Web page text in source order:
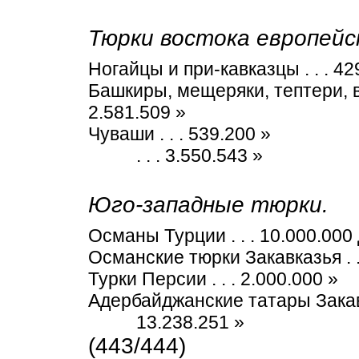
Тюрки востока
Ногайцы и при-кавказцы . . .
Башкиры, мещеряки, тептери,
2.581.509 »
Чуваши . . . 539.200 »
. . . 3.550.543 »
Юго-западные тюрки.
Османы Турции . . . 10.000.000
Османские тюрки Закавказья .
Турки Персии . . . 2.000.000 »
Адербайджанские татары
13.238.251 »
(443/444)